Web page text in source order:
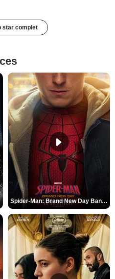
star complet
Spider-Man: Brand New Day Bande-annonce VO STFR